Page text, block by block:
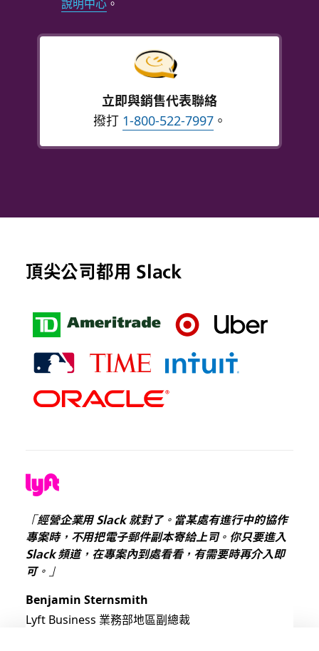
立即與銷售代表聯絡
撥打 1-800-522-7997。
頂尖公司都用 Slack
「經營企業用 Slack 就對了。當某處有進行中的協作
專案時，不用把電子郵件副本寄給上司。你只要進入
Slack 頻道，在專案內到處看看，有需要時再介入即
可。」
Benjamin Sternsmith
Lyft Business 業務部地區副總裁